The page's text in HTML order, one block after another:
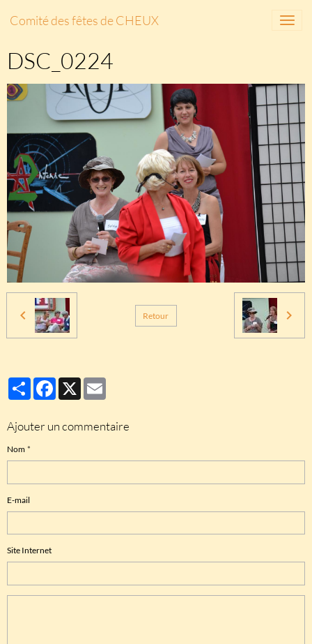
Comité des fêtes de CHEUX
DSC_0224
Retour
PartagerFacebook
X
Ajouter un commentaire
Nom
E-mail
Site Internet